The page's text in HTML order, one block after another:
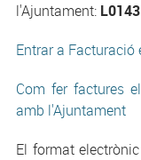
l'Ajuntament:
Entrar a
Com fer factures
amb l'Ajuntament
El format